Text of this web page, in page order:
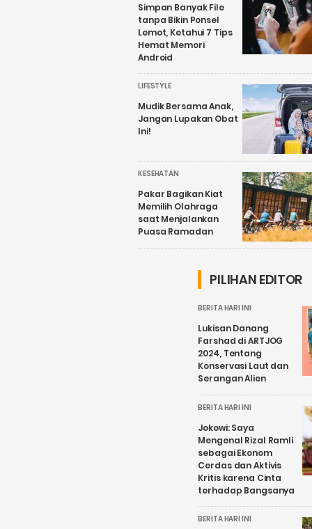
Simpan Banyak File
tanpa Bikin Ponsel
Lemot, Ketahui 7 Tips
Hemat Memori
Android
LIFESTYLE
Mudik Bersama Anak,
Jangan Lupakan Obat
Ini!
KESEHATAN
Pakar Bagikan Kiat
Memilih Olahraga
saat Menjalankan
Puasa Ramadan
PILIHAN EDITOR
BERITA HARI INI
Lukisan Danang
Farshad di ARTJOG
2024, Tentang
Konservasi Laut dan
Serangan Alien
BERITA HARI INI
Jokowi: Saya
Mengenal Rizal Ramli
sebagai Ekonom
Cerdas dan Aktivis
Kritis karena Cinta
terhadap Bangsanya
BERITA HARI INI